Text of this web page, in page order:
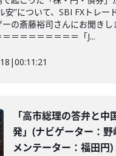
安”について、SBI FXトレー
の斎藤裕司さんにお聞きし
＝＝＝＝＝＝＝＝「J...
|00:11:21
「高市総理の答弁と中
発」(ナビゲーター：野
メンテーター：福田円)